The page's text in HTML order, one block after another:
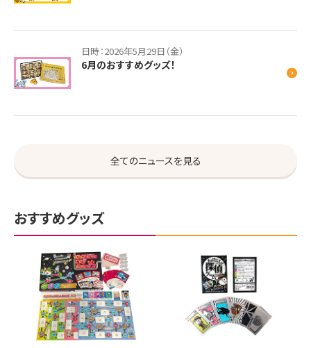
日時：2026年5月29日（金）
6月のおすすめグッズ！
全てのニュースを見る
おすすめグッズ